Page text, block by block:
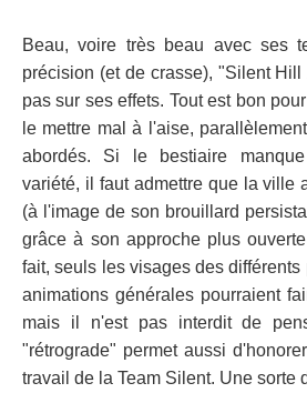
Beau, voire très beau avec ses
précision (et de crasse), "Silent
pas sur ses effets. Tout est bon
le mettre mal à l'aise,
abordés. Si le bestiaire
variété, il faut admettre que la ville
(à l'image de son brouillard
grâce à son approche plus
fait, seuls les visages des
animations générales pourraient
mais il n'est pas interdit de
"rétrograde" permet aussi
travail de la Team Silent. Une sorte